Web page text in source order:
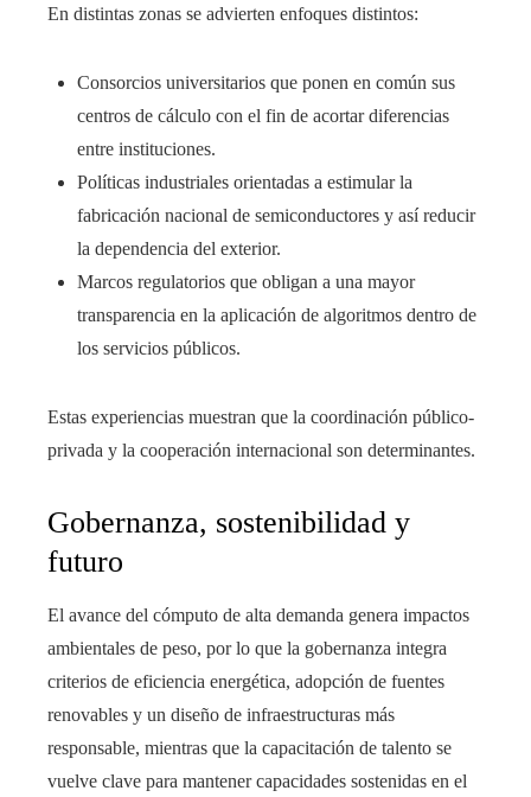
En distintas zonas se advierten enfoques distintos:
Consorcios universitarios que ponen en común sus
centros de cálculo con el fin de acortar diferencias
entre instituciones.
Políticas industriales orientadas a estimular la
fabricación nacional de semiconductores y así reducir
la dependencia del exterior.
Marcos regulatorios que obligan a una mayor
transparencia en la aplicación de algoritmos dentro de
los servicios públicos.
Estas experiencias muestran que la coordinación público-
privada y la cooperación internacional son determinantes.
Gobernanza, sostenibilidad y
futuro
El avance del cómputo de alta demanda genera impactos
ambientales de peso, por lo que la gobernanza integra
criterios de eficiencia energética, adopción de fuentes
renovables y un diseño de infraestructuras más
responsable, mientras que la capacitación de talento se
vuelve clave para mantener capacidades sostenidas en el